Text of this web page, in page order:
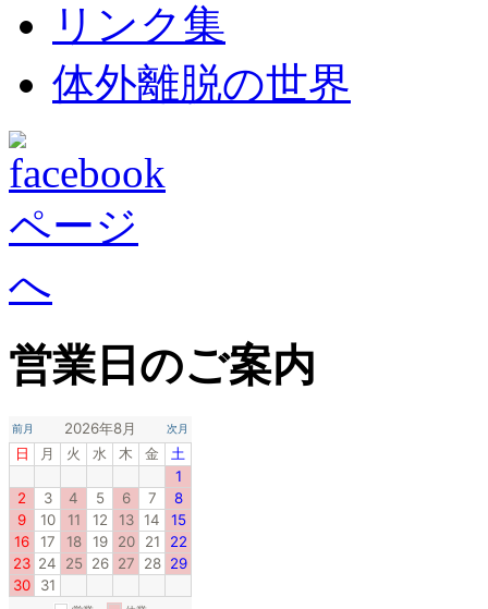
リンク集
体外離脱の世界
営業日のご案内